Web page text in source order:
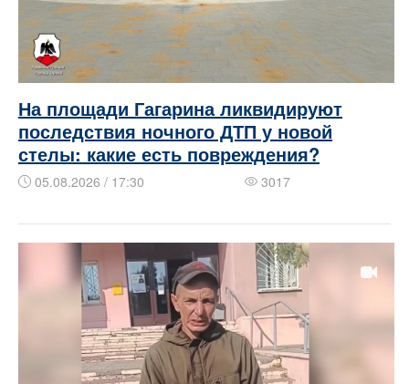
На площади Гагарина ликвидируют
последствия ночного ДТП у новой
стелы: какие есть повреждения?
05.08.2026 / 17:30 3017